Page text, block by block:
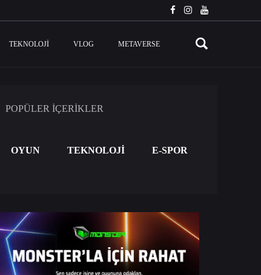
TEKNOLOJI VLOG METAVERSE
POPÜLER İÇERİKLER
OYUN TEKNOLOJİ E-SPOR